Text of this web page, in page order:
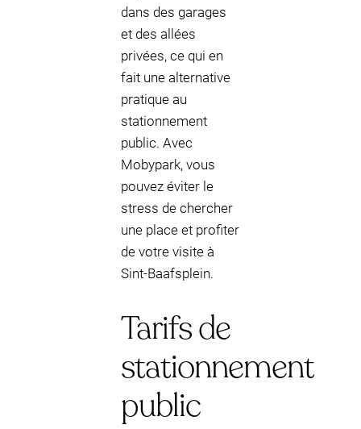
dans des garages
et des allées
privées, ce qui en
fait une alternative
pratique au
stationnement
public. Avec
Mobypark, vous
pouvez éviter le
stress de chercher
une place et profiter
de votre visite à
Sint-Baafsplein.
Tarifs de
stationnement
public